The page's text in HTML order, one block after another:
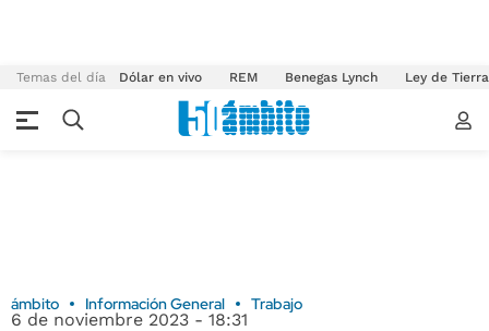
Temas del día Dólar en vivo REM Benegas Lynch Ley de
ámbito Información General Trabajo
6 de noviembre 2023 - 18:31